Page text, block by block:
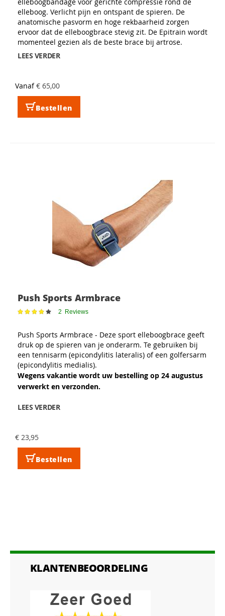
elleboog. Verlicht pijn en ontspant de spieren. De
anatomische pasvorm en hoge rekbaarheid zorgen
ervoor dat de elleboogbrace stevig zit. De Epitrain wordt
momenteel gezien als de beste brace bij artrose.
LEES VERDER
Vanaf € 65,00
Bestellen
Push Sports Armbrace
Waardering:2 Reviews
Push Sports Armbrace - Deze sport elleboogbrace geeft
druk op de spieren van je onderarm. Te gebruiken bij
een tennisarm (epicondylitis lateralis) of een golfersarm
(epicondylitis medialis).
Wegens vakantie wordt uw bestelling op 24 augustus
verwerkt en verzonden.
LEES VERDER
€ 23,95
Bestellen
KLANTENBEOORDELING